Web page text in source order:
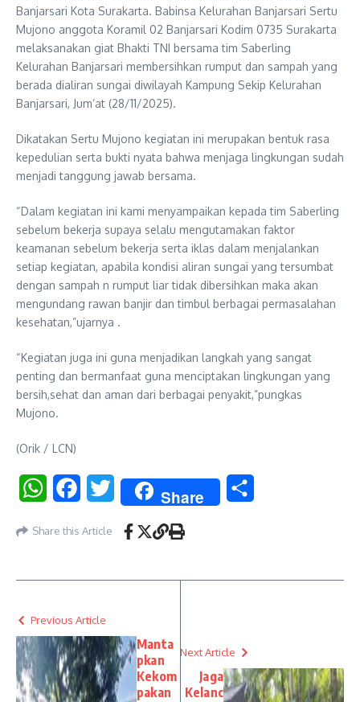
Banjarsari Kota Surakarta. Babinsa Kelurahan Banjarsari Sertu
Mujono anggota Koramil 02 Banjarsari Kodim 0735 Surakarta
melaksanakan giat Bhakti TNI bersama tim Saberling
Kelurahan Banjarsari membersihkan rumput dan sampah yang
berada dialiran sungai diwilayah Kampung Sekip Kelurahan
Banjarsari, Jum’at (28/11/2025).
Dikatakan Sertu Mujono kegiatan ini merupakan bentuk rasa
kepedulian serta bukti nyata bahwa menjaga lingkungan sudah
menjadi tanggung jawab bersama.
“Dalam kegiatan ini kami menyampaikan kepada tim Saberling
sebelum bekerja supaya selalu mengutamakan faktor
keamanan sebelum bekerja serta iklas dalam menjalankan
setiap kegiatan, apabila kondisi aliran sungai yang tersumbat
dengan sampah n rumput liar tidak dibersihkan maka akan
mengundang rawan banjir dan timbul berbagai permasalahan
kesehatan,”ujarnya .
“Kegiatan juga ini guna menjadikan langkah yang sangat
penting dan bermanfaat guna menciptakan lingkungan yang
bersih,sehat dan aman dari berbagai penyakit,”pungkas
Mujono.
(Orik / LCN)
WhatsAppFacebookTwitter Share
Share this Article
Previous Article
Manta
pkan
Kekom
pakan
Next Article
Jaga
Kelanc